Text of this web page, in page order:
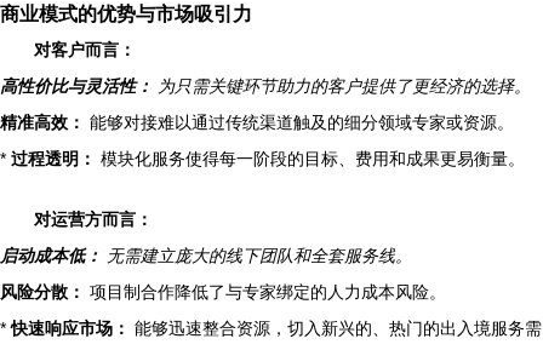
商业模式的优势与市场吸引力
对客户而言：
高性价比与灵活性：
为只需关键环节助力的客户提供了更经济的选择。
精准高效： 能够对接难以通过传统渠道触及的细分领域专家或资源。
* 过程透明： 模块化服务使得每一阶段的目标、费用和成果更易衡量。
对运营方而言：
启动成本低：
无需建立庞大的线下团队和全套服务线。
风险分散： 项目制合作降低了与专家绑定的人力成本风险。
*快速响应市场： 能够迅速整合资源，切入新兴的、热门的出入境服务需